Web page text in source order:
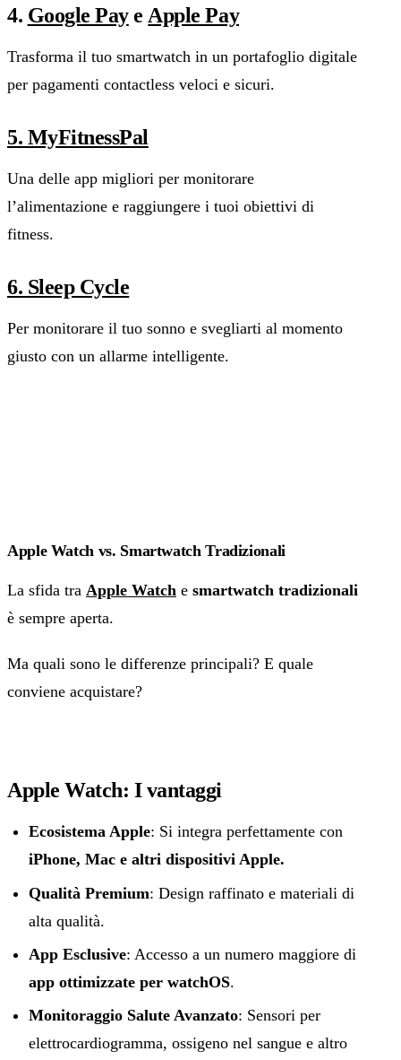
4. Google Pay e Apple Pay
Trasforma il tuo smartwatch in un portafoglio digitale
per pagamenti contactless veloci e sicuri.
5. MyFitnessPal
Una delle app migliori per monitorare
l’alimentazione e raggiungere i tuoi obiettivi di
fitness.
6. Sleep Cycle
Per monitorare il tuo sonno e svegliarti al momento
giusto con un allarme intelligente.
Apple Watch vs. Smartwatch Tradizionali
La sfida tra Apple Watch e smartwatch tradizionali
è sempre aperta.
Ma quali sono le differenze principali? E quale
conviene acquistare?
Apple Watch: I vantaggi
Ecosistema Apple: Si integra perfettamente con
iPhone, Mac e altri dispositivi Apple.
Qualità Premium: Design raffinato e materiali di
alta qualità.
App Esclusive: Accesso a un numero maggiore di
app ottimizzate per watchOS.
Monitoraggio Salute Avanzato: Sensori per
elettrocardiogramma, ossigeno nel sangue e altro